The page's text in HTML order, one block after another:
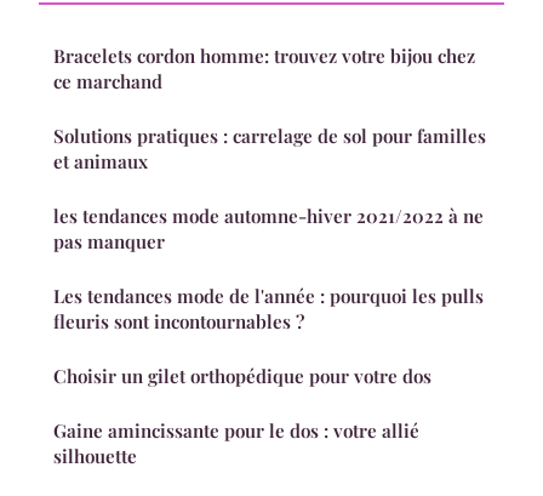
Bracelets cordon homme: trouvez votre bijou chez
ce marchand
Solutions pratiques : carrelage de sol pour familles
et animaux
les tendances mode automne-hiver 2021/2022 à ne
pas manquer
Les tendances mode de l'année : pourquoi les pulls
fleuris sont incontournables ?
Choisir un gilet orthopédique pour votre dos
Gaine amincissante pour le dos : votre allié
silhouette